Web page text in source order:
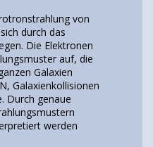
von
durch das
Die Elektronen
auf, die
Galaxien
Galaxienkollisionen
Durch genaue
werden